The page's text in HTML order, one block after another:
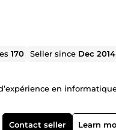
170 Seller since Dec 2014
en
Contact seller Learn